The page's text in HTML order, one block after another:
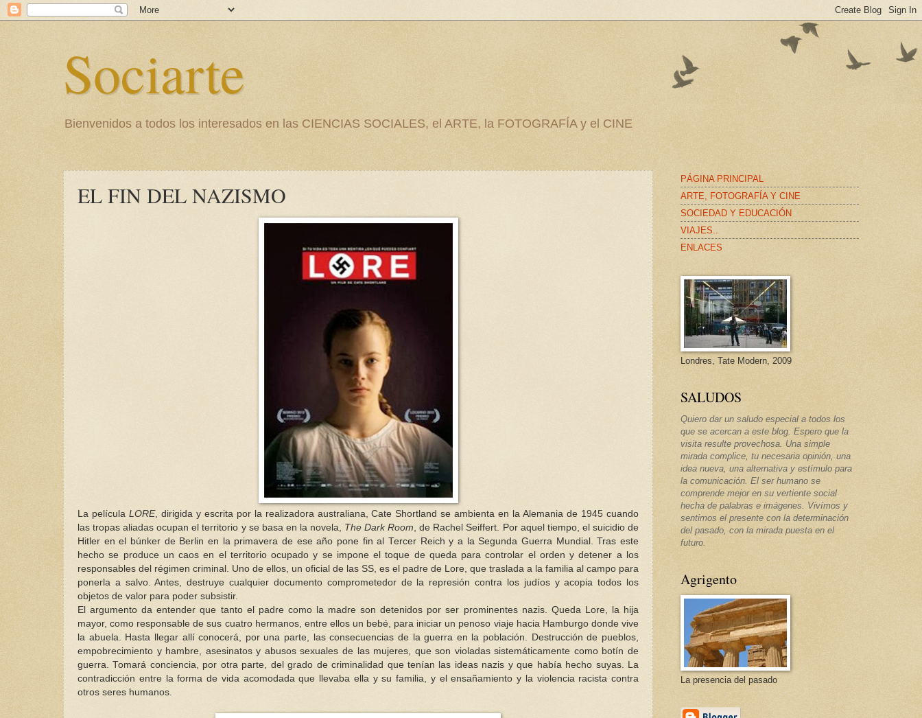
Sociarte
Bienvenidos a todos los interesados en las CIENCIAS SOCIALES, el ARTE, la FOTOGRAFÍA y el CINE
EL FIN DEL NAZISMO
La película LORE, dirigida y escrita por la realizadora australiana, Cate Shortland se ambienta en la Alemania de 1945 cuando
las tropas aliadas ocupan el territorio y se basa en la novela, The Dark Room , de Rachel Seiffert. Por aquel tiempo, el suicidio de
Hitler en el búnker de Berlin en la primavera de ese año pone fin al Tercer Reich y a la Segunda Guerra Mundial. Tras este
hecho se produce un caos en el territorio ocupado y se impone el toque de queda para controlar el orden y detener a los
responsables del régimen criminal. Uno de ellos, un oficial de las SS, es el padre de Lore, que traslada a la familia al campo para
ponerla a salvo. Antes, destruye cualquier documento comprometedor de la represión contra los judíos y acopia todos los
objetos de valor para poder subsistir.
El argumento da entender que tanto el padre como la madre son detenidos por ser prominentes nazis. Queda Lore, la hija
mayor, como responsable de sus cuatro hermanos, entre ellos un bebé, para iniciar un penoso viaje hacia Hamburgo donde vive
la abuela. Hasta llegar allí conocerá, por una parte, las consecuencias de la guerra en la población. Destrucción de pueblos,
empobrecimiento y hambre, asesinatos y abusos sexuales de las mujeres, que son violadas sistemáticamente como botín de
guerra. Tomará conciencia, por otra parte, del grado de criminalidad que tenían las ideas nazis y que había hecho suyas. La
contradicción entre la forma de vida acomodada que llevaba ella y su familia, y el ensañamiento y la violencia racista contra
otros seres humanos.
PÁGINA PRINCIPAL
ARTE, FOTOGRAFÍA Y CINE
SOCIEDAD Y EDUCACIÓN
VIAJES..
ENLACES
Londres, Tate Modern, 2009
SALUDOS
Quiero dar un saludo especial a todos los
que se acercan a este blog. Espero que la
visita resulte provechosa. Una simple
mirada complice, tu necesaria opinión, una
idea nueva, una alternativa y estímulo para
la comunicación. El ser humano se
comprende mejor en su vertiente social
hecha de palabras e imágenes. Vivímos y
sentimos el presente con la determinación
del pasado, con la mirada puesta en el
futuro.
Agrigento
La presencia del pasado